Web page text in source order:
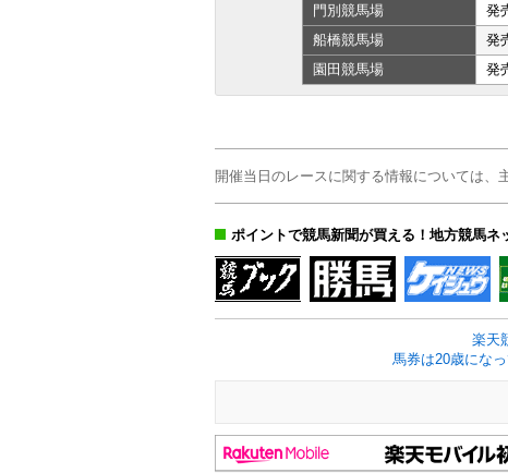
門別競馬場 発
船橋競馬場 発
園田競馬場 発
開催当日のレースに関する情報については、
ポイントで競馬新聞が買える！地方競馬ネ
楽天
馬券は20歳にな